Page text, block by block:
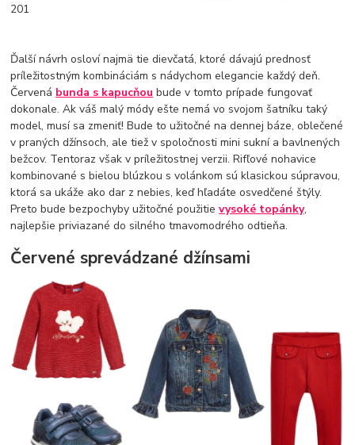
201
Ďalší návrh osloví najmä tie dievčatá, ktoré dávajú prednosť
príležitostným kombináciám s nádychom elegancie každý deň.
Červená bunda s kapucňou bude v tomto prípade fungovať
dokonale. Ak váš malý módy ešte nemá vo svojom šatníku taký
model, musí sa zmeniť! Bude to užitočné na dennej báze, oblečené
v praných džínsoch, ale tiež v spoločnosti mini sukní a bavlnených
bežcov. Tentoraz však v príležitostnej verzii. Rifľové nohavice
kombinované s bielou blúzkou s volánkom sú klasickou súpravou,
ktorá sa ukáže ako dar z nebies, keď hľadáte osvedčené štýly.
Preto bude bezpochyby užitočné použitievysoké topánky,
najlepšie priviazané do silného tmavomodrého odtieňa.
Červené sprevádzané džínsami